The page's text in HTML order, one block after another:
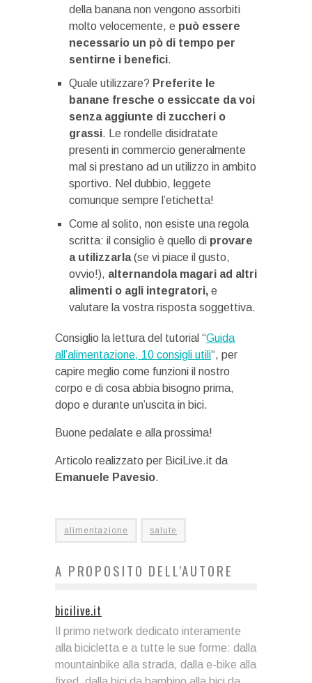
della banana non vengono assorbiti
molto velocemente, e può essere
necessario un pò di tempo per
sentirne i benefici.
Quale utilizzare? Preferite le
banane fresche o essiccate da voi
senza aggiunte di zuccheri o
grassi. Le rondelle disidratate
presenti in commercio generalmente
mal si prestano ad un utilizzo in ambito
sportivo. Nel dubbio, leggete
comunque sempre l’etichetta!
Come al solito, non esiste una regola
scritta: il consiglio è quello di provare
a utilizzarla(se vi piace il gusto,
ovvio!), alternandola magari ad altri
alimenti o agli integratori, e
valutare la vostra risposta soggettiva.
Consiglio la lettura del tutorial “Guida
all’alimentazione, 10 consigli utili“, per
capire meglio come funzioni il nostro
corpo e di cosa abbia bisogno prima,
dopo e durante un’uscita in bici.
Buone pedalate e alla prossima!
Articolo realizzato per BiciLive.it da
Emanuele Pavesio.
alimentazione salute
A PROPOSITO DELL'AUTORE
bicilive.it
Il primo network dedicato interamente
alla bicicletta e a tutte le sue forme: dalla
mountainbike alla strada, dalla e-bike alla